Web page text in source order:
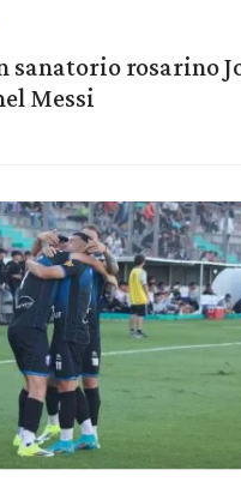
sanatorio rosarino
Messi